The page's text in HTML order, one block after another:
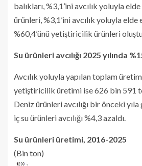
balıkları, %3,1’ini avcılık yoluyla
ürünleri, %3,1’ini avcılık yoluyla
%60,4’ünü yetiştiricilik ürünleri
Su ürünleri avcılığı 2025 yılında
Avcılık yoluyla yapılan toplam
yetiştiricilik üretimi ise 626 bin 591
Deniz ürünleri avcılığı bir önceki
iç su ürünleri avcılığı %4,3 azaldı.
Su ürünleri üretimi, 2016-2025
(Bin ton)